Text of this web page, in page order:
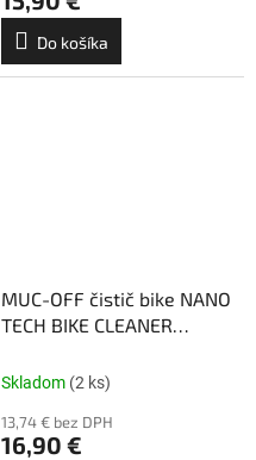
Do košíka
MUC-OFF čistič bike NANO
TECH BIKE CLEANER
Skladom (2 ks)
13,74 € bez DPH
16,90 €